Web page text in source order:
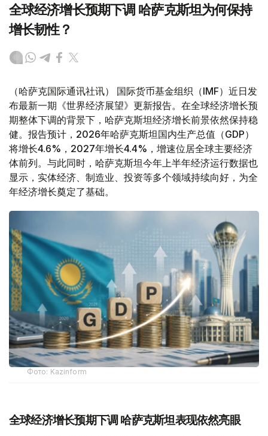
全球经济增长预期下调 哈萨克斯坦为何保持
增长韧性？
（哈萨克国际通讯社讯） 国际货币基金组织（IMF）近日发
布最新一期《世界经济展望》更新报告。在全球经济增长预
期整体下调的背景下，哈萨克斯坦经济增长前景依然保持稳
健。报告预计，2026年哈萨克斯坦国内生产总值（GDP）
将增长4.6%，2027年增长4.4%，增速位居全球主要经济
体前列。与此同时，哈萨克斯坦今年上半年经济运行数据也
显示，实体经济、制造业、投资等多个领域持续向好，为全
年经济增长奠定了基础。
Фото: Kazinform
全球经济增长预期下调 哈萨克斯坦表现依然亮眼